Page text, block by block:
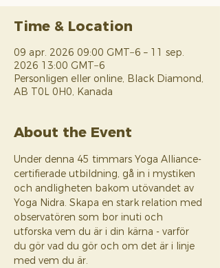
Time & Location
09 apr. 2026 09:00 GMT−6 – 11 sep.
2026 13:00 GMT−6
Personligen eller online, Black Diamond,
AB T0L 0H0, Kanada
About the Event
Under denna 45 timmars Yoga Alliance-
certifierade utbildning, gå in i mystiken
och andligheten bakom utövandet av
Yoga Nidra. Skapa en stark relation med
observatören som bor inuti och
utforska vem du är i din kärna - varför
du gör vad du gör och om det är i linje
med vem du är.